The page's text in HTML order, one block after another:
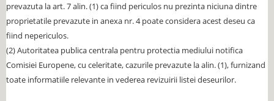
prevazuta la art. 7 alin. (1) ca fiind periculos nu prezinta niciuna dintre
proprietatile prevazute in anexa nr. 4 poate considera acest deseu ca
fiind nepericulos.
(2) Autoritatea publica centrala pentru protectia mediului notifica
Comisiei Europene, cu celeritate, cazurile prevazute la alin. (1), furnizand
toate informatiile relevante in vederea revizuirii listei deseurilor.